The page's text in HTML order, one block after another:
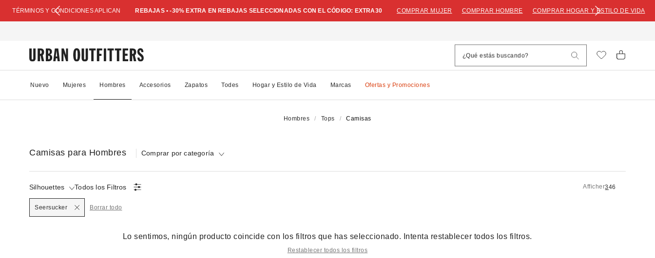
TÉRMINOS Y CONDICIONES APLICAN REBAJAS • -30% EXTRA EN REBAJAS SELECCIONADAS CON EL CÓDIGO: EXTRA30 COMPRAR MUJER COMPRAR HOMBRE COMPRAR HOGAR Y ESTILO DE VIDA
Nuevo Mujeres Hombres Accesorios Zapatos Todes Hogar y Estilo de Vida Marcas Ofertas y Promociones
Hombres Tops Camisas
Camisas para Hombres Comprar por categoría
Silhouettes
Seleccionado Todos los Filtros Afficher346
Seersucker Borrar todo
Lo sentimos, ningún producto coincide con los filtros que has seleccionado. Intenta restablecer todos los filtros.
Restablecer todos los filtros